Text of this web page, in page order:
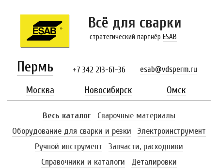
Всё для сварки
стратегический партнёрESAB
Пермь +7 342 213-61-36 esab@vdsperm.ru
Москва Новосибирск Омск
Весь каталог
Сварочные материалы
Оборудование для сварки и резки
Электроинструмент
Ручной инструмент
Запчасти, расходники
Справочники и каталоги
Деталировки